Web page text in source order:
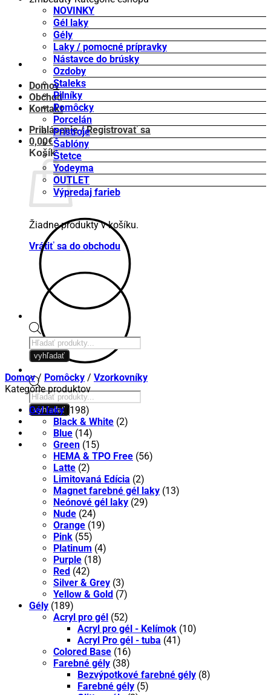
Domov
Obchod
Kontakt
Prihlásenie / Registrovať sa
0,00€
Košík
Žiadne produkty v košíku.
Vrátiť sa do obchodu
Products
search
vyhľadať
NOVINKY
Gél laky
Gély
Laky / pomocné prípravky
Nástavce do brúsky
Ozdoby
Staleks
Pilníky
Pomôcky
Porcelán
Prístroje
Šablóny
Štetce
Yodeyma
OUTLET
Výpredaj farieb
Products
search
vyhľadať
Domov / Pomôcky / Vzorkovníky
Kategórie produktov
Gél laky (198)
Black & White (2)
Blue (14)
Green (15)
HEMA & TPO Free (56)
Latte (2)
Limitovaná Edícia (2)
Magnet farebné gél laky (13)
Neónové gél laky (29)
Nude (24)
Orange (19)
Pink (55)
Platinum (4)
Purple (18)
Red (42)
Silver & Grey (3)
Yellow & Gold (7)
Gély (189)
Acryl pro gél (52)
Acryl pro gél - Kelímok (10)
Acryl Pro gél - tuba (41)
Colored Base (16)
Farebné gély (38)
Bezvýpotkové farebné gély (8)
Farebné gély (5)